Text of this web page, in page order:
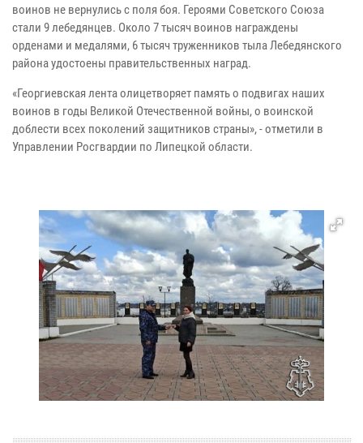
воинов не вернулись с поля боя. Героями Советского Союза
стали 9 лебедянцев. Около 7 тысяч воинов награждены
орденами и медалями, 6 тысяч труженников тыла Лебедянского
района удостоены правительственных наград.
«Георгиевская лента олицетворяет память о подвигах наших
воинов в годы Великой Отечественной войны, о воинской
доблести всех поколений защитников страны», - отметили в
Управлении Росгвардии по Липецкой области.